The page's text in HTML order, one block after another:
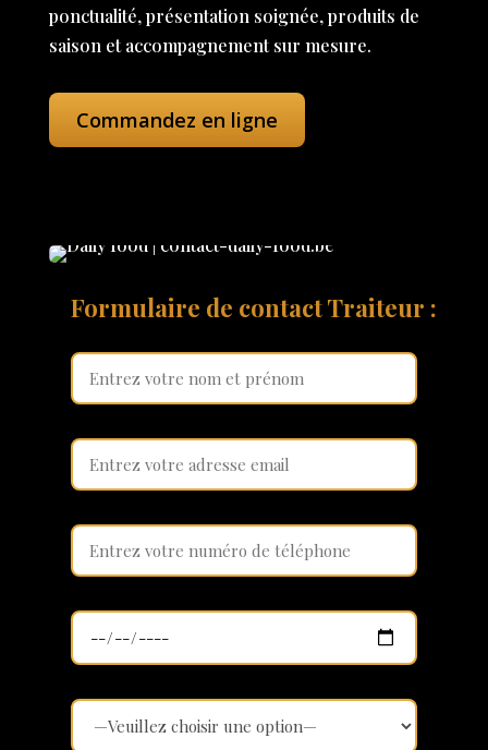
ponctualité, présentation soignée, produits de
saison et accompagnement sur mesure.
Commandez en ligne
Formulaire de contact Traiteur :